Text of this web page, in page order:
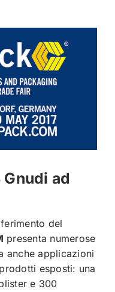
ad
del
presenta numerose
anche applicazioni
esposti: una
e 300